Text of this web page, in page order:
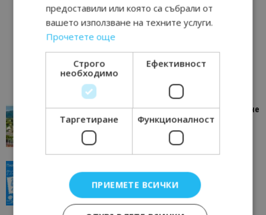
“Пощенска картичка от…”: Петрич – Изживяване
отвъд очакваното
Петрич
всички времена
предоставили или която са събрали от
вашето използване на техните услуги.
Прочетете още
Строго
необходимо
Ефективност
Таргетиране Функционалност
ПРИЕМЕТЕ ВСИЧКИ